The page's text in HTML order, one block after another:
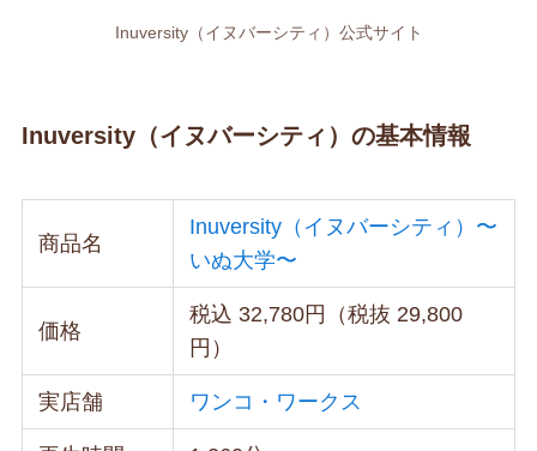
Inuversity（イヌバーシティ）公式サイト
Inuversity（イヌバーシティ）の基本情報
商品名
Inuversity（イヌバーシティ）〜
いぬ大学〜
価格
税込 32,780円（税抜 29,800
円）
実店舗 ワンコ・ワークス